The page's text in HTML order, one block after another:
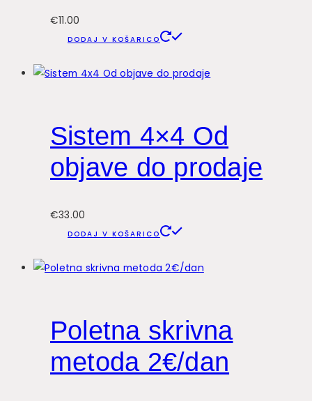
€11.00
DODAJ V KOŠARICO
Sistem 4×4 Od
objave do prodaje
€33.00
DODAJ V KOŠARICO
Poletna skrivna
metoda 2€/dan